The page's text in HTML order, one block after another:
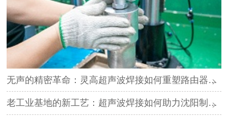
无声的精密革命：灵高超声波焊接如何重塑路由器外壳制造？
老工业基地的新工艺：超声波焊接如何助力沈阳制造转型？